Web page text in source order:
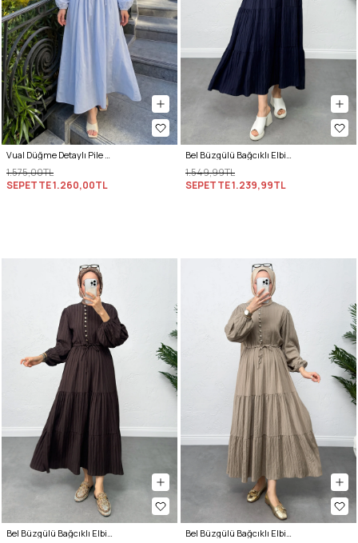
Vual Düğme Detaylı Pile Elbise 5007 - BEBE MAVİSİ
1.575,00TL
SEPETTE1.260,00TL
Bel Büzgülü Bağcıklı Elbise 0081 - LACİVERT
1.549,99TL
SEPETTE1.239,99TL
Bel Büzgülü Bağcıklı Elbise 0081 - KAHVERENGİ Bel Büzgülü Bağcıklı Elbise 0081 - HAKİ